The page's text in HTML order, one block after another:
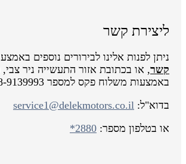
ליצירת קשר
ניתן לפנות אלינו לבירורים נוספים באמצעות
קשר
באמצעות משלוח פקס למספר 08-9139993,
בדוא"ל:service1@delekmotors.co.il
או בטלפון מספר: *2880